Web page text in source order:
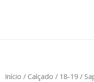
Início / Calçado / 18-19 /